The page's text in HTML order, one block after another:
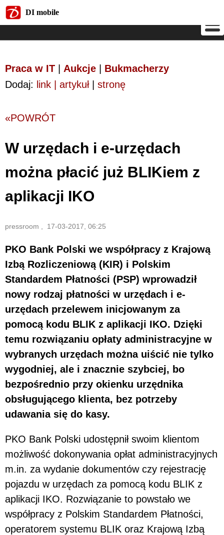
DI mobile
Praca w IT Aukcje
Bukmacherzy
Dodaj: link | artykuł| stronę
«POWRÓT
W urzędach i e-urzędach
można płacić już BLIKiem z
aplikacji IKO
pressroom , 17-03-2017, 06:25
PKO Bank Polski we współpracy z Krajową
Izbą Rozliczeniową (KIR) i Polskim
Standardem Płatności (PSP) wprowadził
nowy rodzaj płatności w urzędach i e-
urzędach przelewem inicjowanym za
pomocą kodu BLIK z aplikacji IKO. Dzięki
temu rozwiązaniu opłaty administracyjne w
wybranych urzędach można uiścić nie tylko
wygodniej, ale i znacznie szybciej, bo
bezpośrednio przy okienku urzędnika
obsługującego klienta, bez potrzeby
udawania się do kasy.
PKO Bank Polski udostępnił swoim klientom
możliwość dokonywania opłat administracyjnych
m.in. za wydanie dokumentów czy rejestrację
pojazdu w urzędach za pomocą kodu BLIK z
aplikacji IKO. Rozwiązanie to powstało we
współpracy z Polskim Standardem Płatności,
operatorem systemu BLIK oraz Krajową Izbą
DI mobile